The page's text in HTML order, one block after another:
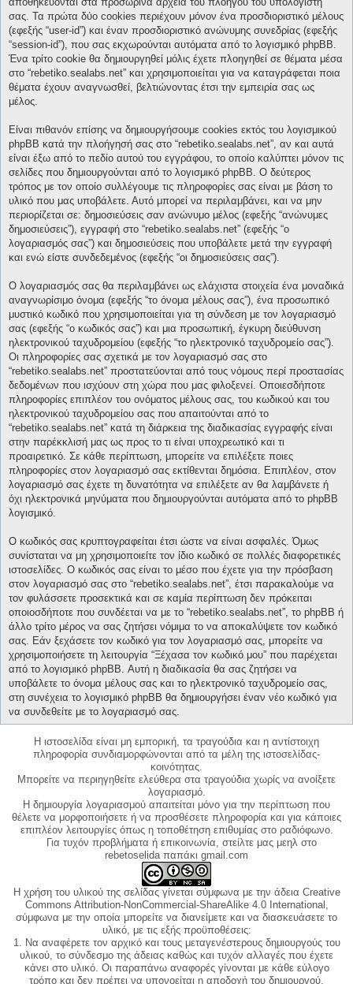
σας. Τα πρώτα δύο cookies περιέχουν μόνον ένα προσδιοριστικό μέλους
(εφεξής “user-id”) και έναν προσδιοριστικό ανώνυμης συνεδρίας (εφεξής
“session-id”), που σας εκχωρούνται αυτόματα από το λογισμικό phpBB.
Ένα τρίτο cookie θα δημιουργηθεί μόλις έχετε πλοηγηθεί σε θέματα μέσα
στο “rebetiko.sealabs.net” και χρησιμοποιείται για να καταγράφεται ποια
θέματα έχουν αναγνωσθεί, βελτιώνοντας έτσι την εμπειρία σας ως
μέλος.
Είναι πιθανόν επίσης να δημιουργήσουμε cookies εκτός του λογισμικού
phpBB κατά την πλοήγησή σας στο “rebetiko.sealabs.net”, αν και αυτά
είναι έξω από το πεδίο αυτού του εγγράφου, το οποίο καλύπτει μόνον τις
σελίδες που δημιουργούνται από το λογισμικό phpBB. Ο δεύτερος
τρόπος με τον οποίο συλλέγουμε τις πληροφορίες σας είναι με βάση το
υλικό που μας υποβάλετε. Αυτό μπορεί να περιλαμβάνει, και να μην
περιορίζεται σε: δημοσιεύσεις σαν ανώνυμο μέλος (εφεξής “ανώνυμες
δημοσιεύσεις”), εγγραφή στο “rebetiko.sealabs.net” (εφεξής “ο
λογαριασμός σας”) και δημοσιεύσεις που υποβάλετε μετά την εγγραφή
και ενώ είστε συνδεδεμένος (εφεξής “οι δημοσιεύσεις σας”).
Ο λογαριασμός σας θα περιλαμβάνει ως ελάχιστα στοιχεία ένα μοναδικά
αναγνωρίσιμο όνομα (εφεξής “το όνομα μέλους σας”), ένα προσωπικό
μυστικό κωδικό που χρησιμοποιείται για τη σύνδεση με τον λογαριασμό
σας (εφεξής “ο κωδικός σας”) και μια προσωπική, έγκυρη διεύθυνση
ηλεκτρονικού ταχυδρομείου (εφεξής “το ηλεκτρονικό ταχυδρομείο σας”).
Οι πληροφορίες σας σχετικά με τον λογαριασμό σας στο
“rebetiko.sealabs.net” προστατεύονται από τους νόμους περί προστασίας
δεδομένων που ισχύουν στη χώρα που μας φιλοξενεί. Οποιεσδήποτε
πληροφορίες επιπλέον του ονόματος μέλους σας, του κωδικού και του
ηλεκτρονικού ταχυδρομείου σας που απαιτούνται από το
“rebetiko.sealabs.net” κατά τη διάρκεια της διαδικασίας εγγραφής είναι
στην παρέκκλισή μας ως προς το τι είναι υποχρεωτικό και τι
προαιρετικό. Σε κάθε περίπτωση, μπορείτε να επιλέξετε ποιες
πληροφορίες στον λογαριασμό σας εκτίθενται δημόσια. Επιπλέον, στον
λογαριασμό σας έχετε τη δυνατότητα να επιλέξετε αν θα λαμβάνετε ή
όχι ηλεκτρονικά μηνύματα που δημιουργούνται αυτόματα από το phpBB
λογισμικό.
Ο κωδικός σας κρυπτογραφείται έτσι ώστε να είναι ασφαλές. Όμως
συνίσταται να μη χρησιμοποιείτε τον ίδιο κωδικό σε πολλές διαφορετικές
ιστοσελίδες. Ο κωδικός σας είναι το μέσο που έχετε για την πρόσβαση
στον λογαριασμό σας στο “rebetiko.sealabs.net”, έτσι παρακαλούμε να
τον φυλάσσετε προσεκτικά και σε καμία περίπτωση δεν πρόκειται
οποιοσδήποτε που συνδέεται να με το “rebetiko.sealabs.net”, το phpBB ή
άλλο τρίτο μέρος να σας ζητήσει νόμιμα το να αποκαλύψετε τον κωδικό
σας. Εάν ξεχάσετε τον κωδικό για τον λογαριασμό σας, μπορείτε να
χρησιμοποιήσετε τη λειτουργία “Ξέχασα τον κωδικό μου” που παρέχεται
από το λογισμικό phpBB. Αυτή η διαδικασία θα σας ζητήσει να
υποβάλετε το όνομα μέλους σας και το ηλεκτρονικό ταχυδρομείο σας,
στη συνέχεια το λογισμικό phpBB θα δημιουργήσει έναν νέο κωδικό για
να συνδεθείτε με το λογαριασμό σας.
Η ιστοσελίδα είναι μη εμπορική, τα τραγούδια και η αντίστοιχη
πληροφορία συνδιαμορφώνονται από τα μέλη της ιστοσελίδας-
κοινότητας.
Μπορείτε να περιηγηθείτε ελεύθερα στα τραγούδια χωρίς να ανοίξετε
λογαριασμό.
Η δημιουργία λογαριασμού απαιτείται μόνο για την περίπτωση που
θέλετε να μορφοποιήσετε ή να προσθέσετε πληροφορία και για κάποιες
επιπλέον λειτουργίες όπως η τοποθέτηση επιθυμίας στο ραδιόφωνο.
Για τυχόν προβλήματα ή επικοινωνία, στείλτε μας μεηλ στο
rebetoselida παπάκι gmail.com
Η χρήση του υλικού της σελίδας γίνεται σύμφωνα με την άδεια Creative
Commons Attribution-NonCommercial-ShareAlike 4.0 International,
σύμφωνα με την οποία μπορείτε να διανείμετε και να διασκευάσετε το
υλικό, με τις εξής προϋποθέσεις:
1. Να αναφέρετε τον αρχικό και τους μεταγενέστερους δημιουργούς του
υλικού, το σύνδεσμο της άδειας καθώς και τυχόν αλλαγές που έχετε
κάνει στο υλικό. Οι παραπάνω αναφορές γίνονται με κάθε εύλογο
τρόπο και δεν πρέπει να υπονοείται η αποδοχή του δημιουργού.